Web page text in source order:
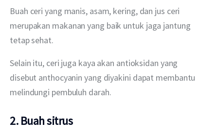
Buah ceri yang manis, asam, kering, dan jus ceri
merupakan makanan yang baik untuk jaga jantung
tetap sehat.
Selain itu, ceri juga kaya akan antioksidan yang
disebut anthocyanin yang diyakini dapat membantu
melindungi pembuluh darah.
2. Buah sitrus